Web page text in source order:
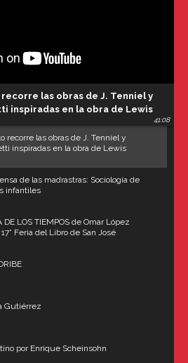
las obras de J. Tenniel y
inspiradas en la obra de Lewis
41:08
recorre las obras de J. Tenniel y
inspiradas en la obra de Lewis
de las madrastras: Sociología de
infantiles
DE LOS TIEMPOS de Omar López
Feria del Libro de San José
Gutiérrez
por Enrique Scheinsohn